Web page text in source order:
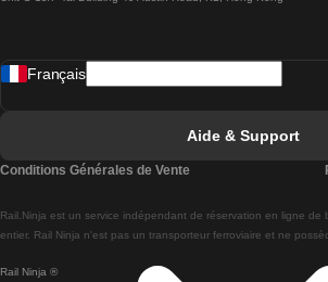
Trains de Lisbonne à Braga
Trains de Braga à Lisbonne
Rail Ninja ®
Rail.Ninja est un service indépendant de réservation en ligne de
entier. Rail Ninja n'est pas un transporteur ferroviaire et ne
Français
Aide & Support
Conditions Générales de Vente